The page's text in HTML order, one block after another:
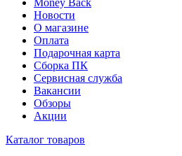
Новости
О магазине
Оплата
Подарочная карта
Сборка ПК
Сервисная служба
Вакансии
Обзоры
Акции
Каталог товаров